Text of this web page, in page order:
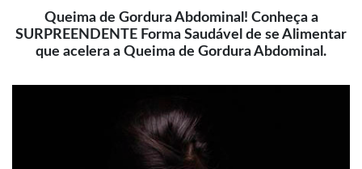
Queima de Gordura Abdominal! Conheça a
SURPREENDENTE Forma Saudável de se Alimentar
que acelera a Queima de Gordura Abdominal.